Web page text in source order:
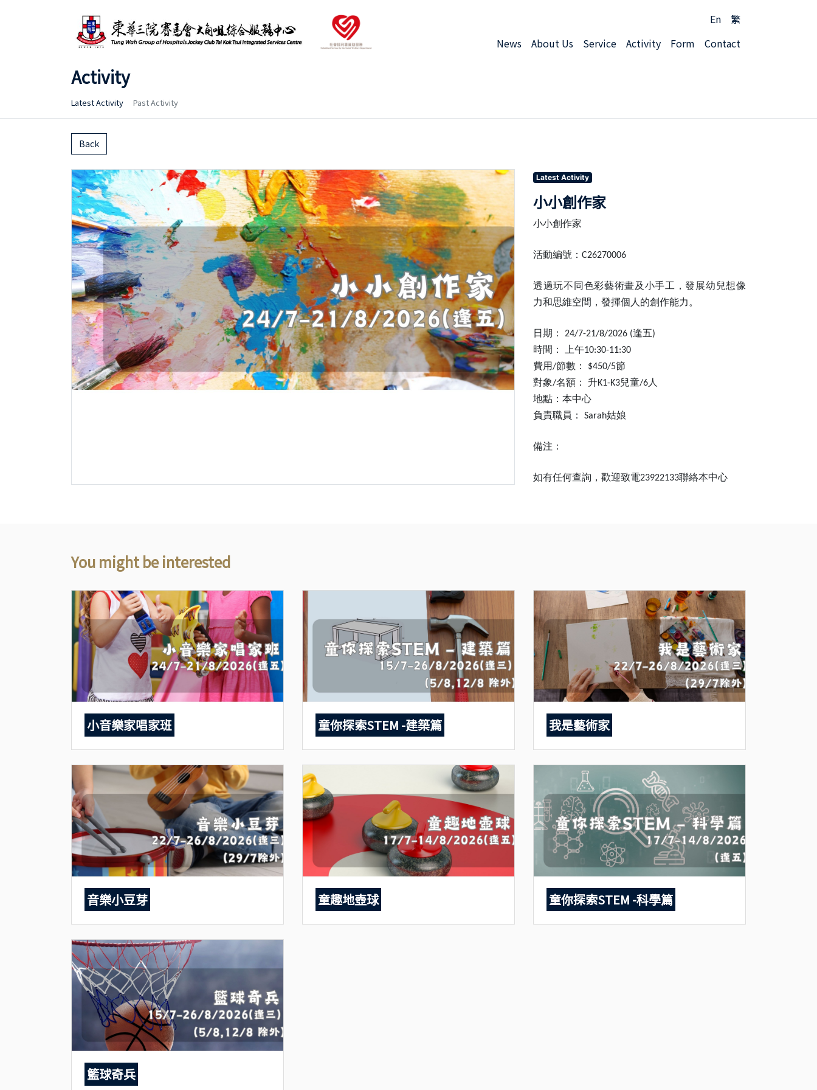
En
繁
News
About Us Service Activity Form Contact
Activity
Latest Activity Past Activity
Back
Latest Activity
小小創作家
小小創作家
活動編號： C26270006
透過玩不同色彩藝術畫及小手工，發展幼兒想像
力和思維空間，發揮個人的創作能⼒ 。
日期： 24/7-21/8/2026 (逢五)
時間： 上午10:30-11:30
費用/節數： $450/5節
對象/名額： 升K1-K3兒童/6人
地點：本中心
負責職員：
Sarah姑娘
備注：
如有任何查詢，歡迎致電23922133聯絡本中心
You might be interested
小音樂家唱家班 童你探索STEM -建築篇 我是藝術家
音樂小豆芽 童趣地壺球 童你探索STEM -科學篇
籃球奇兵